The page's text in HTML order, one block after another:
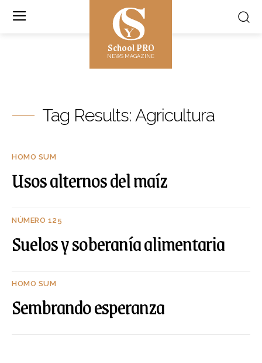
School PRO
NEWS MAGAZINE
Tag Results: Agricultura
HOMO SUM
Usos alternos del maíz
NÚMERO 125
Suelos y soberanía alimentaria
HOMO SUM
Sembrando esperanza